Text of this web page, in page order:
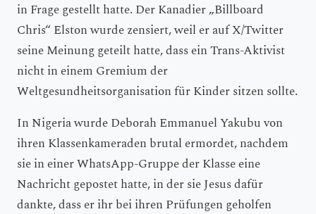
in Frage gestellt hatte. Der Kanadier „Billboard
Chris“ Elston wurde zensiert, weil er auf X/Twitter
seine Meinung geteilt hatte, dass ein Trans-Aktivist
nicht in einem Gremium der
Weltgesundheitsorganisation für Kinder sitzen sollte.
In Nigeria wurde Deborah Emmanuel Yakubu von
ihren Klassenkameraden brutal ermordet, nachdem
sie in einer WhatsApp-Gruppe der Klasse eine
Nachricht gepostet hatte, in der sie Jesus dafür
dankte, dass er ihr bei ihren Prüfungen geholfen